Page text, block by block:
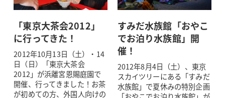
「東京大茶会2012」
に行ってきた！
2012年10月13日（土）・14
日（日）「東京大茶会
2012」が浜離宮恩賜庭園で
開催、行ってきました！お茶
が初めての方、外国人向けの
すみだ水族館「おやこ
でお泊り水族館」開
催！
2012年8月4日（土）、東京
スカイツリーにある「すみだ
水族館」で夏休みの特別企画